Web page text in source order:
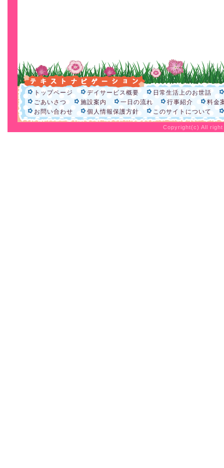
トップページ デイサービス概要
日常生活上のお世話
ごあいさつ
施設案内 一日の流れ 行事紹介
料金
お問い合わせ
個人情報保護方針 このサイトについて
Copyright(c) All